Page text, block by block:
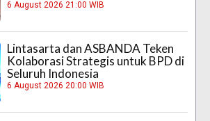
6 August 2026 21:00 WIB
Lintasarta dan ASBANDA Teken
Kolaborasi Strategis untuk BPD di
Seluruh Indonesia
6 August 2026 20:00 WIB